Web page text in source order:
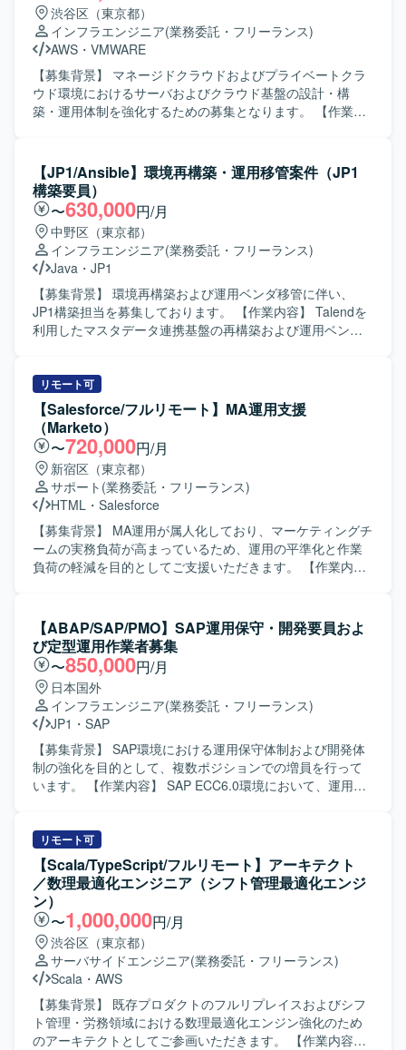
渋谷区（東京都）
インフラエンジニア(業務委託・フリーランス)
AWS ・ VMWARE
【募集背景】 マネージドクラウドおよびプライベートクラ
ウド環境におけるサーバおよびクラウド基盤の設計・構
築・運用体制を強化するための募集となります。 【作業内
いただきます。 ロードバランサーやベアメタルサーバ、ス
トレージの対応を行っていただきます。 プライベートクラ
ウドおよびパブリッククラウド基盤の運用をご担当いただ
きます。 AWS基盤の設計・構築・運用対応を行っていただ
きます。 【求める人物像】 インフラ基盤を一人称で対応で
きるサーバエンジニアとして主体的に業務を遂行できる方
を求めております。 チームメンバーと連携しながら安定し
た基盤運用に取り組める方を求めております。 【ポジショ
ンの魅力】 マネージドクラウドおよびプライベートクラウ
ドなど、多様なインフラ基盤の設計・構築・運用に関わる
験を積むことができます。 【開発環境】 RHEL／Windows
Serverを中心としたサーバ環境での設計・構築・運用を行
います。 AWSを活用したクラウド基盤およびプライベート
クラウド基盤上でのサーバ運用を行います。
【JP1/Ansible】環境再構築・運用移管案件（JP1
構築要員）
〜630,000円/月
中野区（東京都）
インフラエンジニア(業務委託・フリーランス)
Java ・ JP1
【募集背景】 環境再構築および運用ベンダ移管に伴い、
JP1構築担当を募集しております。 【作業内容】 Talendを
利用したマスタデータ連携基盤の再構築および運用ベンダ
ます。 JP1-IM担当の方には、JP1-IMによる監視設計・構
築、REST／Ping／プロセス／リソース監視設定、イベント
監視およびWebhook連携設定、環境別運用ルール整理
（DEV／DR／本番）、環境構築・テスト・運用設計・運用
ツール開発支援などをお任せいたします。 JP1-AJS担当の
方には、Service起動停止・運転再開、系切替・LB片寄せ、
リグレッション試験やハッシュ比較によるマスタ正常性確
認、処理時間推移・Java-GC推移・JOB実行時短時間性能
推移の確認、ログローテや性能情報収集の実行処理、バッ
クアップなどをお任せいたします。 【求める人物像】 顧客
と直接コミュニケーションを取りながら、要件確認や課題
に取り組んでいただける方が望ましいです。 【ポジション
の魅力】 高セキュリティ環境における基盤再構築および運
用移管の上流から携わることができ、JP1およびIaCを活用
した運用設計・構築の経験を深めることができます。顧客
との直接コミュニケーションを通じて、要件定義や課題解
決のスキルも伸ばせるポジションです。 【開発環境】
Talend を用いたマスタデータ連携基盤、高セキュリティ環
境（SDPF）上でのAnsibleによるIaCベースの基盤構築、お
よびJP1-IM／JP1-AJSによる監視・ジョブ管理を利用いた
します。
リモート可
【Salesforce/フルリモート】MA運用支援
（Marketo）
〜720,000円/月
新宿区（東京都）
サポート (業務委託・フリーランス)
HTML ・ Salesforce
【募集背景】 MA運用が属人化しており、マーケティングチ
ームの実務負荷が高まっているため、運用の平準化と作業
負荷の軽減を目的としてご支援いただきます。 【作業内
具体的には、メール配信の設定、キャンペーンの設計およ
び設定、リスト操作、プログラムやトークンの実装・調整
など、各種マーケティング施策の実務オペレーションを行
っていただきます。 【求める人物像】 MA運用におけるル
ールやテンプレートを正確に守りながら作業を進められる
方を求めています。細かな確認作業やテスト・チェック対
応を丁寧に行い、安定した品質で運用を継続できる方が望
ましいです。 【ポジションの魅力】 MA運用の実務を通じ
て、マーケティングオートメーション領域の知見を深める
ことができます。属人化している運用の平準化に関わるこ
す。 【開発環境】 MAツールとしてMarketoを中心に、
HTML/CSSで構成されたLPやフォームを取り扱う環境とな
ります。
【ABAP/SAP/PMO】SAP運用保守・開発要員およ
び定型運用作業者募集
〜850,000円/月
日本国外
インフラエンジニア(業務委託・フリーランス)
JP1 ・ SAP
【募集背景】 SAP環境における運用保守体制および開発体
制の強化を目的として、複数ポジションでの増員を行って
います。 【作業内容】 SAP ECC6.0環境において、運用保
査・原因分析・改修対応、ならびにカスタマイズ・追加開
発を行います。また、JP1を用いたジョブの操作やジョブネ
ットの設定・変更・改修も実施していただきます。 あわせ
て、マスタ登録や移送作業などのSAP定型運用作業、要員
アサインやリリース手続き、月次書類作成などのPMO的な
定型運用作業もご担当いただきます。 【求める人物像】 担
当領域において自走して調査・障害対応ができる方を求め
ています。複数のチームや関係者と連携しながら業務を進
められるコミュニケーション力をお持ちで、手順に沿った
定型業務と、状況に応じた柔軟な対応の双方に取り組んで
いただける方が望ましいです。 【ポジションの魅力】 SAP
ECC6.0の運用保守からABAP開発、JP1を用いたジョブ管理
リモート可
【Scala/TypeScript/フルリモート】アーキテクト
／数理最適化エンジニア（シフト管理最適化エンジ
ン）
〜1,000,000円/月
渋谷区（東京都）
サーバサイドエンジニア(業務委託・フリーランス)
Scala ・ AWS
【募集背景】 既存プロダクトのフルリプレイスおよびシフ
ト管理・労務領域における数理最適化エンジン強化のため
のアーキテクトとしてご参画いただきます。 【作業内容】